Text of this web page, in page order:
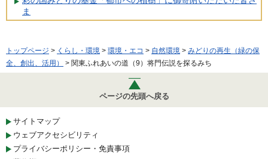
ま
トップページ > くらし・環境 > 環境・エコ > 自然環境 > みどりの再生（緑の保
全、創出、活用）
> 関東ふれあいの道（9）将門伝説を探るみち
ページの先頭へ戻る
サイトマップ
ウェブアクセシビリティ
プライバシーポリシー・免責事項